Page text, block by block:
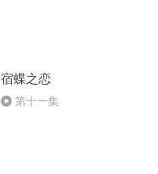
宿蝶之恋
第十一集